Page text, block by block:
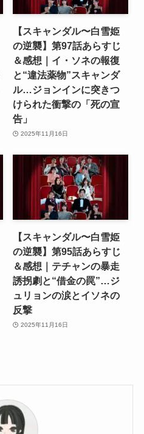
【スキャンダル〜白雪姫
の逆襲】第97話あらすじ
＆感想｜イ・ソネの報復
と“違法薬物”スキャンダ
ル…ジョンインに突きつ
けられた衝撃の「死の宣
告」
2025年11月16日
【スキャンダル〜白雪姫
の逆襲】第95話あらすじ
＆感想｜テチャンの暴走
誘拐劇と“借金の罠”…ジ
ュリョンの涙とイソネの
反撃
2025年11月16日